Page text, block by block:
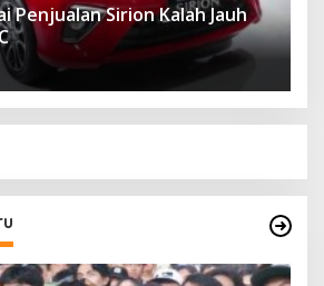
Penjualan Sirion Kalah Jauh